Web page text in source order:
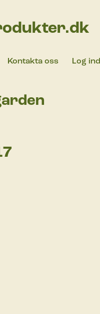
Kontakta oss Log ind